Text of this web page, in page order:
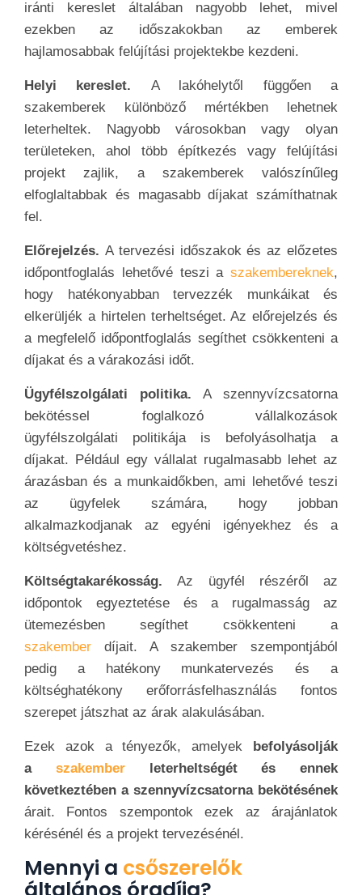
iránti kereslet általában nagyobb lehet, mivel
ezekben az időszakokban az emberek
hajlamosabbak felújítási projektekbe kezdeni.
Helyi kereslet. A lakóhelytől függően a
szakemberek különböző mértékben lehetnek
leterheltek. Nagyobb városokban vagy olyan
területeken, ahol több építkezés vagy felújítási
projekt zajlik, a szakemberek valószínűleg
elfoglaltabbak és magasabb díjakat számíthatnak
fel.
Előrejelzés. A tervezési időszakok és az előzetes
időpontfoglalás lehetővé teszi a szakembereknek,
hogy hatékonyabban tervezzék munkáikat és
elkerüljék a hirtelen terheltséget. Az előrejelzés és
a megfelelő időpontfoglalás segíthet csökkenteni a
díjakat és a várakozási időt.
Ügyfélszolgálati politika.A szennyvízcsatorna
bekötéssel foglalkozó vállalkozások
ügyfélszolgálati politikája is befolyásolhatja a
díjakat. Például egy vállalat rugalmasabb lehet az
árazásban és a munkaidőkben, ami lehetővé teszi
az ügyfelek számára, hogy jobban
alkalmazkodjanak az egyéni igényekhez és a
költségvetéshez.
Költségtakarékosság.Az ügyfél részéről az
időpontok egyeztetése és a rugalmasság az
ütemezésben segíthet csökkenteni a
szakember díjait. A szakember szempontjából
pedig a hatékony munkatervezés és a
költséghatékony erőforrásfelhasználás fontos
szerepet játszhat az árak alakulásában.
Ezek azok a tényezők, amelyek befolyásolják
a szakember leterheltségét és ennek
következtében a szennyvízcsatorna bekötésének
árait. Fontos szempontok ezek az árajánlatok
kérésénél és a projekt tervezésénél.
Mennyi a csőszerelők